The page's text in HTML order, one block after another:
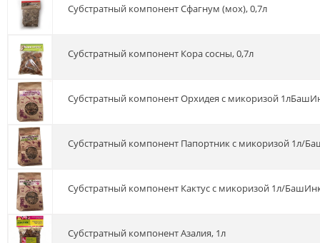
Субстратный компонент Сфагнум (мох), 0,7л
Субстратный компонент Кора сосны, 0,7л
Субстратный компонент Орхидея с микоризой
Субстратный компонент Папортник с микоризой 1л/
Субстратный компонент Кактус с микоризой 1л/
Субстратный компонент Азалия, 1л